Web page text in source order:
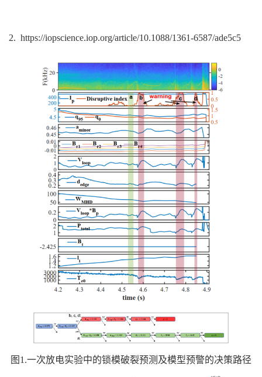
2. https://iopscience.iop.org/article/10.1088/1361-6587/ade5c5
图1.一次放电实验中的锁模破裂预测及模型预警的决策路径